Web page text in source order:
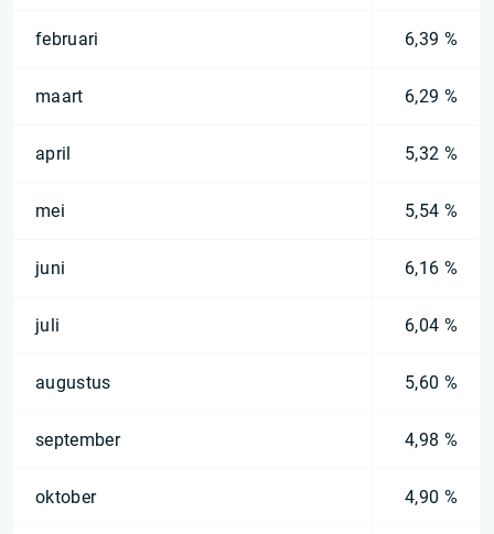
februari 6,39 %
maart 6,29 %
april 5,32 %
mei 5,54 %
juni 6,16 %
juli 6,04 %
augustus 5,60 %
september 4,98 %
oktober 4,90 %